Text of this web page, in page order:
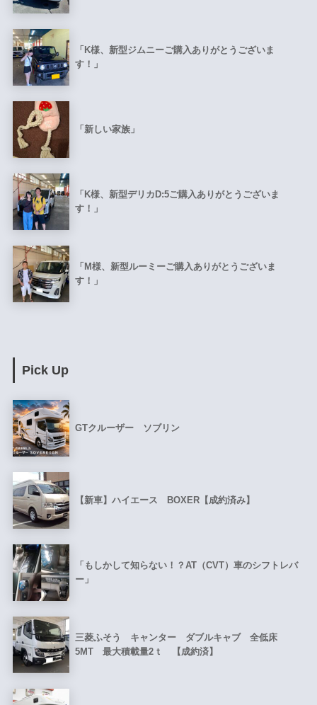
「K様、新型ジムニーご購入ありがとうございま
す！」
「新しい家族」
「K様、新型デリカD:5ご購入ありがとうございま
す！」
「M様、新型ルーミーご購入ありがとうございま
す！」
Pick Up
GTクルーザー ソブリン
【新車】ハイエース BOXER【成約済み】
「もしかして知らない！？AT（CVT）車のシフトレバ
ー」
三菱ふそう キャンター ダブルキャブ 全低床
5MT 最大積載量2ｔ 【成約済】